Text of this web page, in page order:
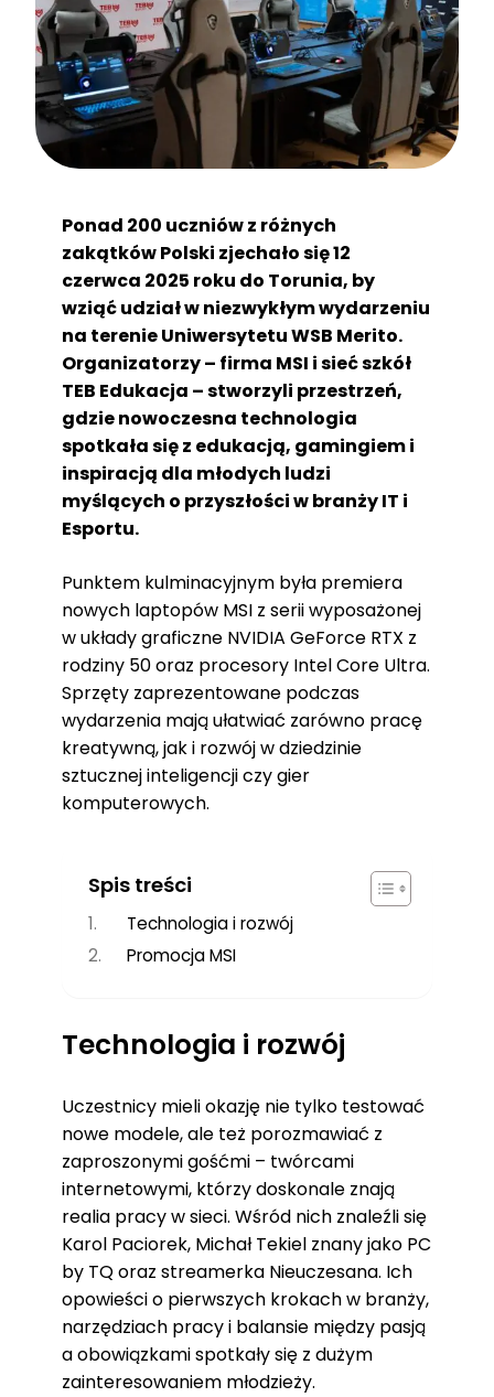
Ponad 200 uczniów z różnych
zakątków Polski zjechało się 12
czerwca 2025 roku do Torunia, by
wziąć udział w niezwykłym wydarzeniu
na terenie Uniwersytetu WSB Merito.
Organizatorzy – firma MSI i sieć szkół
TEB Edukacja – stworzyli przestrzeń,
gdzie nowoczesna technologia
spotkała się z edukacją, gamingiem i
inspiracją dla młodych ludzi
myślących o przyszłości w branży IT i
Esportu.
Punktem kulminacyjnym była premiera
nowych laptopów MSI z serii wyposażonej
w układy graficzne NVIDIA GeForce RTX z
rodziny 50 oraz procesory Intel Core Ultra.
Sprzęty zaprezentowane podczas
wydarzenia mają ułatwiać zarówno pracę
kreatywną, jak i rozwój w dziedzinie
sztucznej inteligencji czy gier
komputerowych.
Spis treści
Technologia i rozwój
Promocja MSI
Technologia i rozwój
Uczestnicy mieli okazję nie tylko testować
nowe modele, ale też porozmawiać z
zaproszonymi gośćmi – twórcami
internetowymi, którzy doskonale znają
realia pracy w sieci. Wśród nich znaleźli się
Karol Paciorek, Michał Tekiel znany jako PC
by TQ oraz streamerka Nieuczesana. Ich
opowieści o pierwszych krokach w branży,
narzędziach pracy i balansie między pasją
a obowiązkami spotkały się z dużym
zainteresowaniem młodzieży.